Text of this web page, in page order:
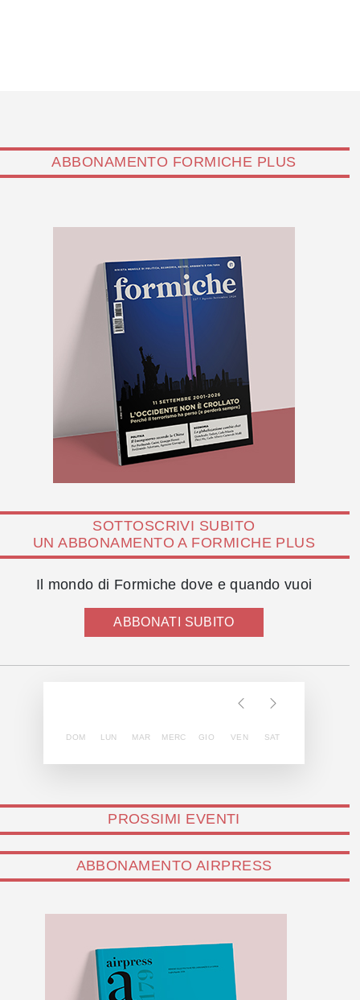
ABBONAMENTO FORMICHE PLUS
SOTTOSCRIVI SUBITO
UN ABBONAMENTO A FORMICHE PLUS
Il mondo di Formiche dove e quando vuoi
ABBONATI SUBITO
DOM LUN MAR MERC GIO VEN SAT
PROSSIMI EVENTI
ABBONAMENTO AIRPRESS